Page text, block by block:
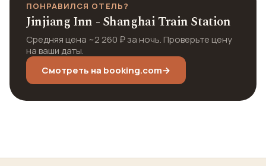
ПОНРАВИЛСЯ ОТЕЛЬ?
Jinjiang Inn - Shanghai Train Station
Средняя цена ~2 260 ₽ за ночь. Проверьте цену
на ваши даты.
Смотреть на booking.com→